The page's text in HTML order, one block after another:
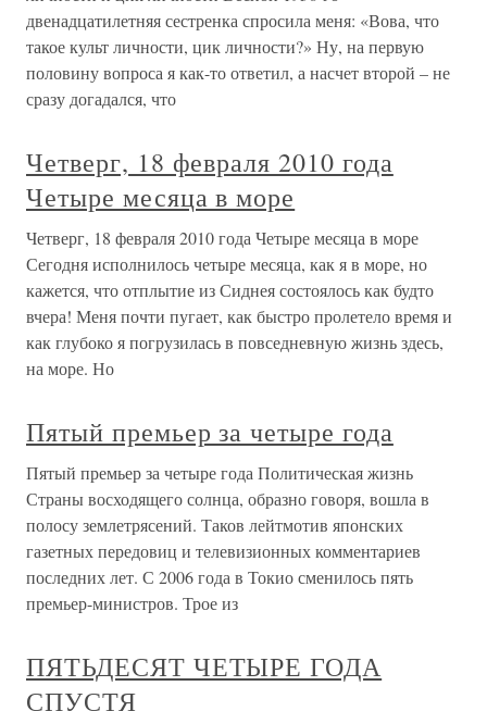
двенадцатилетняя сестренка спросила меня: «Вова, что
такое культ личности, цик личности?» Ну, на первую
половину вопроса я как-то ответил, а насчет второй – не
сразу догадался, что
Четверг, 18 февраля 2010 года
Четыре месяца в море
Четверг, 18 февраля 2010 года Четыре месяца в море
Сегодня исполнилось четыре месяца, как я в море, но
кажется, что отплытие из Сиднея состоялось как будто
вчера! Меня почти пугает, как быстро пролетело время и
как глубоко я погрузилась в повседневную жизнь здесь,
на море. Но
Пятый премьер за четыре года
Пятый премьер за четыре года Политическая жизнь
Страны восходящего солнца, образно говоря, вошла в
полосу землетрясений. Таков лейтмотив японских
газетных передовиц и телевизионных комментариев
последних лет. С 2006 года в Токио сменилось пять
премьер-министров. Трое из
ПЯТЬДЕСЯТ ЧЕТЫРЕ ГОДА
СПУСТЯ